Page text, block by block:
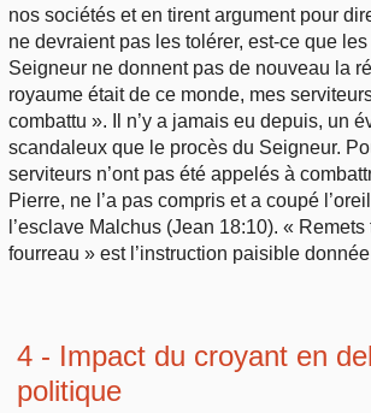
nos sociétés et en tirent argument pour
ne devraient pas les tolérer, est-ce que
Seigneur ne donnent pas de nouveau la
royaume était de ce monde, mes
combattu ». Il n’y a jamais eu depuis, un
scandaleux que le procès du Seigneur.
serviteurs n’ont pas été appelés à
Pierre, ne l’a pas compris et a coupé
l’esclave Malchus (Jean 18:10). «
fourreau » est l’instruction paisible
4 - Impact du croyant en
politique